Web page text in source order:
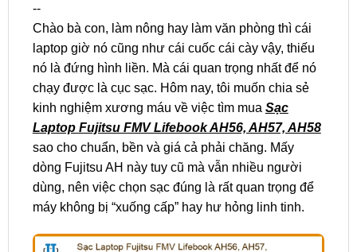
--
Chào bà con, làm nông hay làm văn phòng thì cái
laptop giờ nó cũng như cái cuốc cái cày vậy, thiếu
nó là đứng hình liền. Mà cái quan trọng nhất để nó
chạy được là cục sạc. Hôm nay, tôi muốn chia sẻ
kinh nghiệm xương máu về việc tìm mua Sạc
Laptop Fujitsu FMV Lifebook AH56, AH57, AH58
sao cho chuẩn, bền và giá cả phải chăng. Mấy
dòng Fujitsu AH này tuy cũ mà vẫn nhiều người
dùng, nên việc chọn sạc đúng là rất quan trọng để
máy không bị “xuống cấp” hay hư hỏng linh tinh.